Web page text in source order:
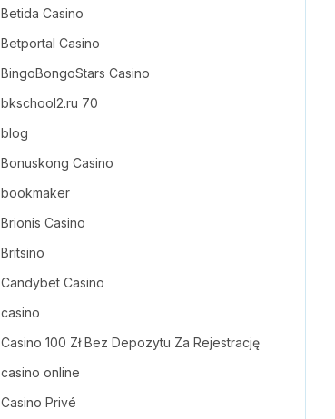
Betida Casino
Betportal Casino
BingoBongoStars Casino
bkschool2.ru 70
blog
Bonuskong Casino
bookmaker
Brionis Casino
Britsino
Candybet Casino
casino
Casino 100 Zł Bez Depozytu Za Rejestrację
casino online
Casino Privé